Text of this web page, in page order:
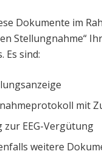
Dokumente im
Stellungnahme“
Es sind:
mit
zur EEG-Vergütung
weitere